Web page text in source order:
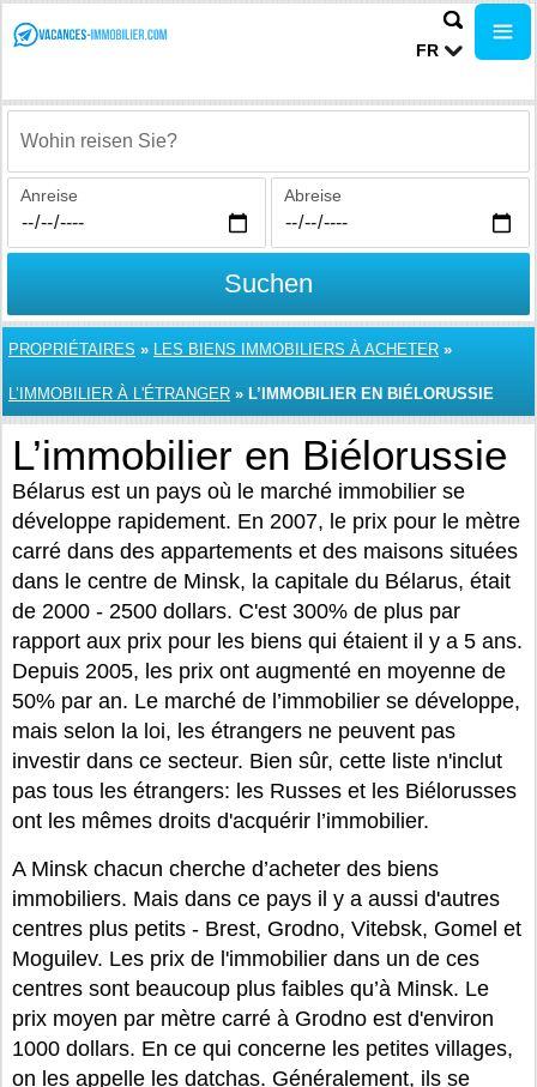
FR
Wohin reisen Sie?
Anreise Abreise
Suchen
PROPRIÉTAIRES » LES BIENS IMMOBILIERS À ACHETER »
L’IMMOBILIER À L'ÉTRANGER » L’IMMOBILIER EN BIÉLORUSSIE
L’immobilier en Biélorussie
Bélarus est un pays où le marché immobilier se
développe rapidement. En 2007, le prix pour le mètre
carré dans des appartements et des maisons situées
dans le centre de Minsk, la capitale du Bélarus, était
de 2000 - 2500 dollars. C'est 300% de plus par
rapport aux prix pour les biens qui étaient il y a 5 ans.
Depuis 2005, les prix ont augmenté en moyenne de
50% par an. Le marché de l’immobilier se développe,
mais selon la loi, les étrangers ne peuvent pas
investir dans ce secteur. Bien sûr, cette liste n'inclut
pas tous les étrangers: les Russes et les Biélorusses
ont les mêmes droits d'acquérir l’immobilier.
A Minsk chacun cherche d’acheter des biens
immobiliers. Mais dans ce pays il y a aussi d'autres
centres plus petits - Brest, Grodno, Vitebsk, Gomel et
Moguilev. Les prix de l'immobilier dans un de ces
centres sont beaucoup plus faibles qu’à Minsk. Le
prix moyen par mètre carré à Grodno est d'environ
1000 dollars. En ce qui concerne les petites villages,
on les appelle les datchas. Généralement, ils se